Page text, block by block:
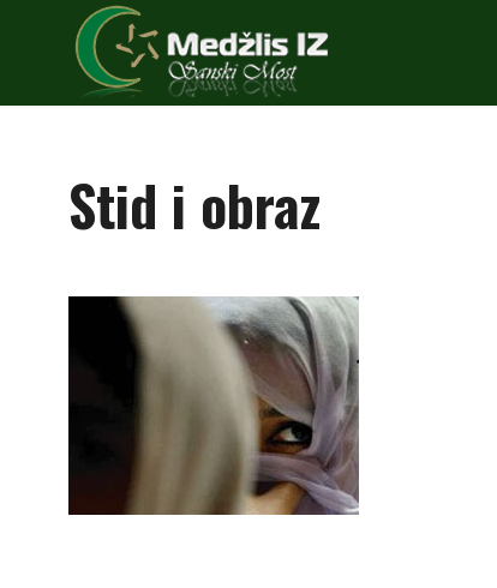
Stid i obraz